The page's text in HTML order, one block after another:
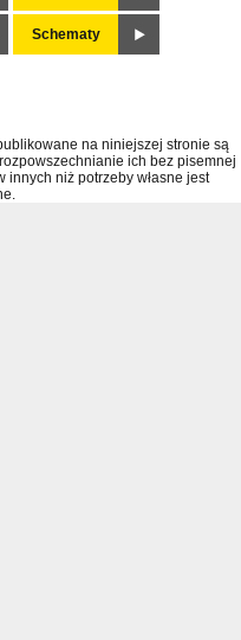
Schematy
na niniejszej stronie są
ich bez pisemnej
innych niż potrzeby własne jest